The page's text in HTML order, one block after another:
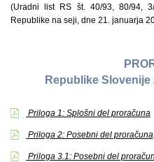
(Uradni list RS št. 40/93, 80/94,
Republike na seji, dne 21. januarja
Republike Slovenije
Priloga 1: Splošni del proračuna
Priloga 2: Posebni del
Priloga 3.1: Posebni del